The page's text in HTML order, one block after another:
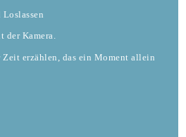
Loslassen
Kamera.
Zeit erzählen, das ein Moment allein